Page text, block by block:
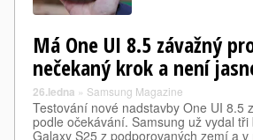
Má One UI 8.5 závažný
nečekaný krok a není
26.ledna » Samsung Magazine
Testování nové nadstavby One UI 8.5
podle očekávání. Samsung už vydal
Galaxy S25 z podporovaných zemí a